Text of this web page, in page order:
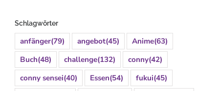
Schlagwörter
anfänger(79) angebot(45) Anime(63)
Buch(48) challenge(132) conny(42)
conny sensei(40) Essen(54) fukui(45)